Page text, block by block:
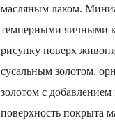
масляным лаком.
темперными яичными
рисунку поверх
сусальным золотом,
золотом с
поверхность покрыта